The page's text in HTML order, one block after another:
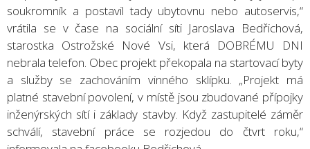
soukromník a postavil tady ubytovnu nebo autoservis,“
vrátila se v čase na sociální síti Jaroslava Bedřichová,
starostka Ostrožské Nové Vsi, která DOBRÉMU DNI
nebrala telefon. Obec projekt překopala na startovací byty
a služby se zachováním vinného sklípku. „Projekt má
platné stavební povolení, v místě jsou zbudované přípojky
inženýrských sítí i základy stavby. Když zastupitelé záměr
schválí, stavební práce se rozjedou do čtvrt roku,“